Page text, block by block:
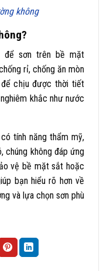
không
để sơn trên bề mặt
rỉ, chống ăn mòn
chịu được thời tiết
khắc như nước
tính năng thẩm mỹ,
chúng không đáp ứng
vệ bề mặt sắt hoặc
bạn hiểu rõ hơn về
và lựa chọn sơn phù